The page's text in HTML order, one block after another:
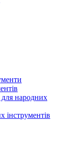
народних
інструментів